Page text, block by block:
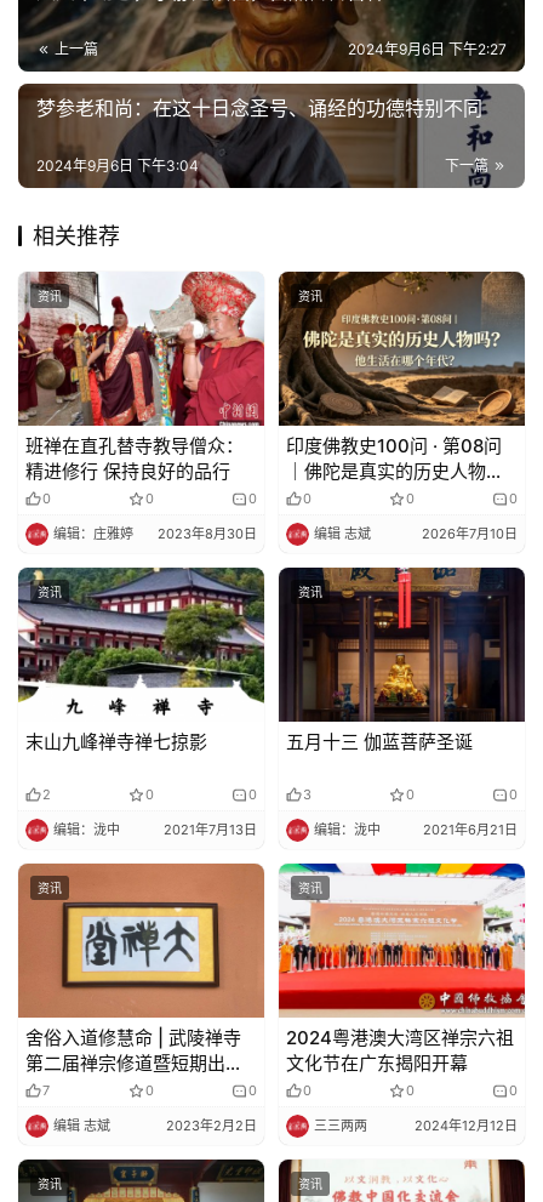
上一篇 2024年9月6日 下午2:27
梦参老和尚：在这十日念圣号、诵经的功德特别不同
下一篇
2024年9月6日 下午3:04
相关推荐
资讯
班禅在直孔替寺教导僧众：
精进修行 保持良好的品行
0 0 0
编辑：庄雅婷 2023年8月30日
资讯
印度佛教史100问 · 第08问
｜佛陀是真实的历史人物
吗？他生活在哪个年代？
0 0 0
编辑 志斌 2026年7月10日
资讯
末山九峰禅寺禅七掠影
2 0 0
编辑：泷中 2021年7月13日
资讯
五月十三 伽蓝菩萨圣诞
3 0 0
编辑：泷中 2021年6月21日
资讯
舍俗入道修慧命 | 武陵禅寺
第二届禅宗修道暨短期出家
营报名通启
7 0 0
编辑 志斌 2023年2月2日
资讯
2024粤港澳大湾区禅宗六祖
文化节在广东揭阳开幕
0 0 0
三三两两 2024年12月12日
资讯 资讯